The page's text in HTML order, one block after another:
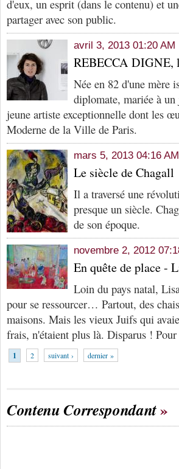
d'eux, un esprit (dans le contenu) et
partager avec son public.
avril 3, 2013 01:20 AM
REBECCA DIGNE,
Née en 82 d'une mère
diplomate, mariée à
jeune artiste exceptionnelle dont les
Moderne de la Ville de Paris.
mars 5, 2013 04:16 AM
Le siècle de Chagall
Il a traversé une
presque un siècle.
de son époque.
novembre 2, 2012
En quête de place -
Loin du pays natal,
pour se ressourcer… Partout, des
maisons. Mais les vieux Juifs qui
frais, n'étaient plus là. Disparus !
1 2 suivant › dernier »
Contenu Correspondant